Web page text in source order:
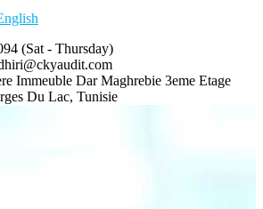
(Sat - Thursday)
Immeuble Dar Maghrebie 3eme Etage
Du Lac, Tunisie